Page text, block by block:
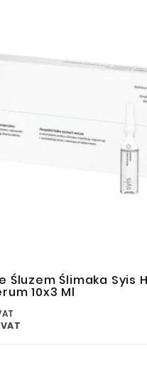
  
Śluzem Ślimaka Syis
10x3 Ml